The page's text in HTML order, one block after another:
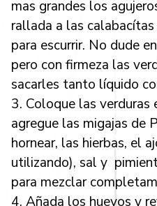
mas grandes los
rallada a las
para escurrir. No dude
pero con firmeza las
sacarles tanto líquido
3. Coloque las verduras
agregue las migajas de
hornear, las hierbas, el
utilizando), sal y
para mezclar
4. Añada los huevos y